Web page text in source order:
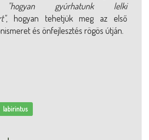
"hogyan gyúrhatunk lelki
, hogyan tehetjük meg az első
és önfejlesztés rögös útján.
labirintus